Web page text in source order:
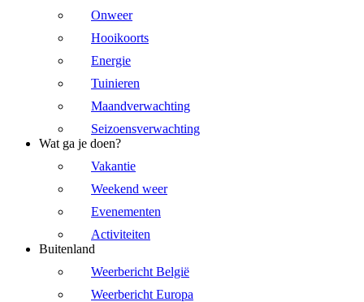
Onweer
Hooikoorts
Energie
Tuinieren
Maandverwachting
Seizoensverwachting
Wat ga je doen?
Vakantie
Weekend weer
Evenementen
Activiteiten
Buitenland
Weerbericht België
Weerbericht Europa